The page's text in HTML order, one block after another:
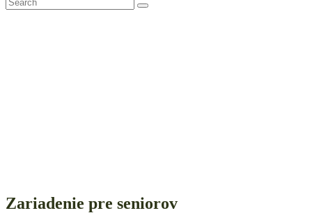
Zariadenie pre seniorov